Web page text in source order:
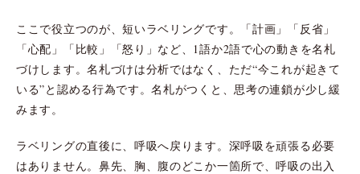
ここで役立つのが、短いラベリングです。「計画」「反省」
「心配」「比較」「怒り」など、1語か2語で心の動きを名札
づけします。名札づけは分析ではなく、ただ“今これが起きて
いる”と認める行為です。名札がつくと、思考の連鎖が少し緩
みます。
ラベリングの直後に、呼吸へ戻ります。深呼吸を頑張る必要
はありません。鼻先、胸、腹のどこか一箇所で、呼吸の出入